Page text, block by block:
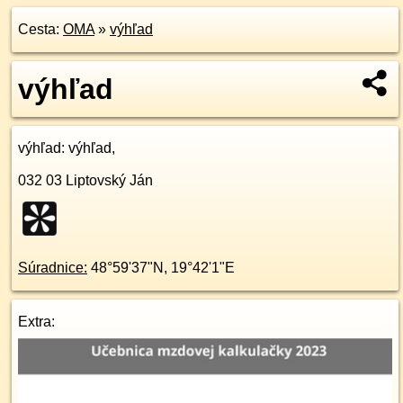
Cesta: OMA» výhľad
výhľad
výhľad: výhľad,
032 03 Liptovský Ján
Súradnice: 48°59'37"N , 19°42'1"E
Extra: